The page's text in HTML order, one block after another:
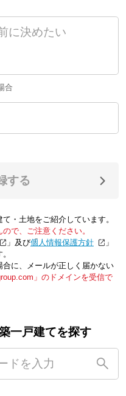
合
する
・土地をご紹介しています。
で、ご注意ください。
」及び「個人情報保護方針
」
合に、メールが正しく届かない
」のドメインを受信で
一戸建てを探す